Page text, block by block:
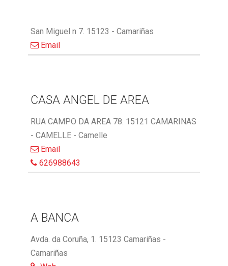
San Miguel n 7. 15123 - Camariñas
Email
CASA ANGEL DE AREA
RUA CAMPO DA AREA 78. 15121 CAMARINAS
- CAMELLE - Camelle
Email
626988643
A BANCA
Avda. da Coruña, 1. 15123 Camariñas -
Camariñas